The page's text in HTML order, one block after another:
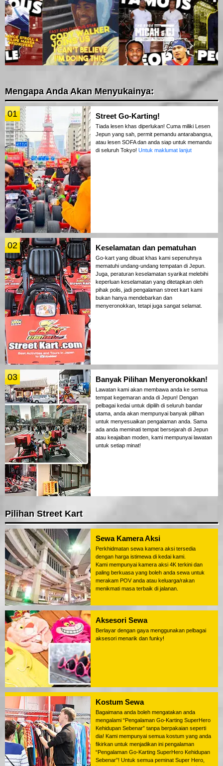
Mengapa Anda Akan Menyukainya:
01 Street Go-Karting!
Tiada lesen khas diperlukan! Cuma miliki Lesen
Jepun yang sah, permit pemandu antarabangsa,
atau lesen SOFA dan anda siap untuk memandu
di seluruh Tokyo! Untuk maklumat lanjut
02 Keselamatan dan pematuhan
Go-kart yang dibuat khas kami sepenuhnya
mematuhi undang-undang tempatan di Jepun.
Juga, peraturan keselamatan syarikat melebihi
keperluan keselamatan yang ditetapkan oleh
pihak polis, jadi pengalaman street kart kami
bukan hanya mendebarkan dan
menyeronokkan, tetapi juga sangat selamat.
03 Banyak Pilihan Menyeronokkan!
Lawatan kami akan membawa anda ke semua
tempat kegemaran anda di Jepun! Dengan
pelbagai kedai untuk dipilih di seluruh bandar
utama, anda akan mempunyai banyak pilihan
untuk menyesuaikan pengalaman anda. Sama
ada anda meminati tempat bersejarah di Jepun
atau keajaiban moden, kami mempunyai lawatan
untuk setiap minat!
Pilihan Street Kart
Sewa Kamera Aksi
Perkhidmatan sewa kamera aksi tersedia
dengan harga istimewa di kedai kami.
Kami mempunyai kamera aksi 4K terkini dan
paling berkuasa yang boleh anda sewa untuk
merakam POV anda atau keluarga/rakan
menikmati masa terbaik di jalanan.
Aksesori Sewa
Berlayar dengan gaya menggunakan pelbagai
aksesori menarik dan funky!
Kostum Sewa
Bagaimana anda boleh mengatakan anda
mengalami “Pengalaman Go-Karting SuperHero
Kehidupan Sebenar” tanpa berpakaian seperti
dia! Kami mempunyai semua kostum yang anda
fikirkan untuk menjadikan ini pengalaman
“Pengalaman Go-Karting SuperHero Kehidupan
Sebenar”! Untuk semua peminat Super Hero,